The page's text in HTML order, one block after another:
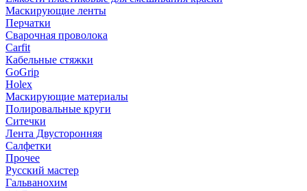
Маскирующие ленты
Перчатки
Сварочная проволока
Carfit
Кабельные стяжки
GoGrip
Holex
Маскирующие материалы
Полировальные круги
Ситечки
Лента Двусторонняя
Салфетки
Прочее
Русский мастер
Гальванохим